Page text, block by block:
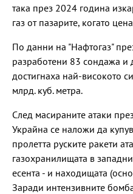
така през 2024 година
газ от пазарите, когато
По данни на "Нафтогаз"
разработени 83 сондажа и
достигнаха най-високото
млрд. куб. метра.
След масираните атаки
Украйна се наложи да
пролетта руските ракети
газохранилищата в
есента - и находищата
Заради интензивните